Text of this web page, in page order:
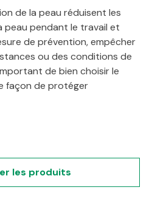
de la peau réduisent les
peau pendant le travail et
de prévention, empêcher
ou des conditions de
de bien choisir le
façon de protéger
les produits